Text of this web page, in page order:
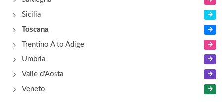
Sicilia
Toscana
Trentino Alto Adige
Umbria
Valle d'Aosta
Veneto